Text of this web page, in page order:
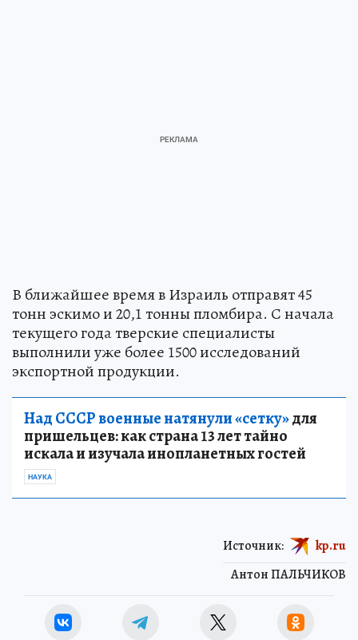
В ближайшее время в Израиль отправят 45
тонн эскимо и 20,1 тонны пломбира. С начала
текущего года тверские специалисты
выполнили уже более 1500 исследований
экспортной продукции.
Над СССР военные натянули «сетку»для
пришельцев: как страна 13 лет тайно
искала и изучала инопланетных гостей
НАУКА
Антон ПАЛЬЧИКОВ
Источник: kp.ru